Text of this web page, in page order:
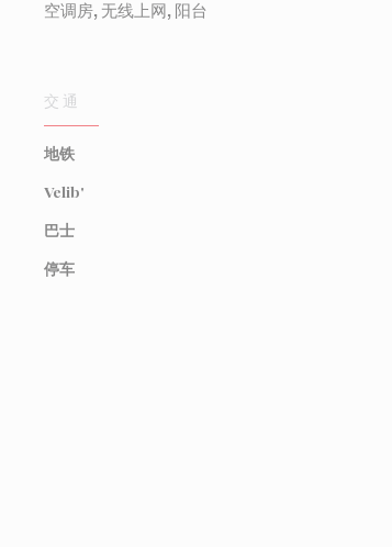
空调房, 无线上网, 阳台
交通
地铁
Velib'
巴士
停车